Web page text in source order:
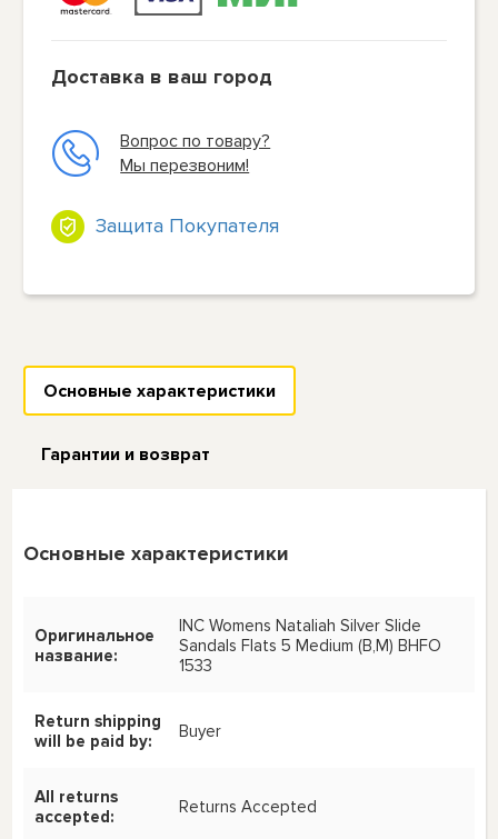
Доставка в ваш город
Вопрос по товару?
Мы перезвоним!
Защита Покупателя
Основные характеристики
Гарантии и возврат
Основные характеристики
Оригинальное
название:
INC Womens Nataliah Silver Slide
Sandals Flats 5 Medium (B,M) BHFO
1533
Return shipping
will be paid by:
Buyer
All returns
accepted:
Returns Accepted